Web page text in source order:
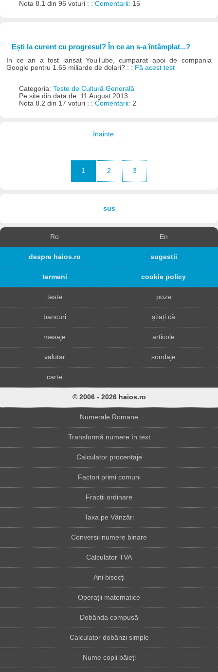
Nota 8.1 din 96 voturi : : Comentarii: 15
Ești la curent cu progresul? În ce an s-a întâmplat...?
In ce an a fost lansat YouTube, cumparat apoi de compania
Google pentru 1.65 miliarde de dolari? : : Fă acest test
Categoria: Teste de Cultură Generală
Pe site din data de: 11 August 2013
Nota 8.2 din 17 voturi : : Comentarii: 2
înainte
1 2 3
sus
Ro En
despre haios.ro sugestii
termeni cookie policy
teste poze
bancuri știați că
mesaje articole
valutar sondaje
carte
© 2006 - 2026 haios.ro
Numerale Romane
Transformă numere în text
Calculator procentaje
Factori primi comuni
Fracții ordinare
Taxa pe Vânzări
Conversii numere binare
Calculator TVA
Ani bisecți
Operații matematice
Dobânda compusă
Calculator dobânzi simple
Nume copii băieți